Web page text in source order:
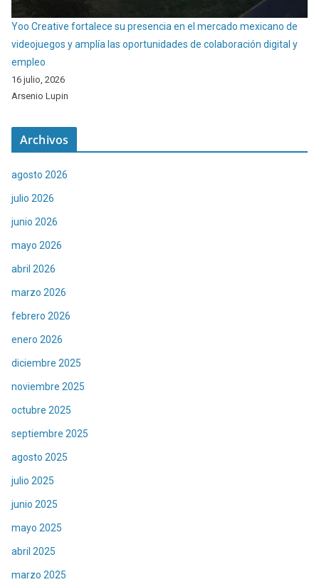
Yoo Creative fortalece su presencia en el mercado mexicano de
videojuegos y amplía las oportunidades de colaboración digital y
empleo
16 julio, 2026
Arsenio Lupin
Archivos
agosto 2026
julio 2026
junio 2026
mayo 2026
abril 2026
marzo 2026
febrero 2026
enero 2026
diciembre 2025
noviembre 2025
octubre 2025
septiembre 2025
agosto 2025
julio 2025
junio 2025
mayo 2025
abril 2025
marzo 2025